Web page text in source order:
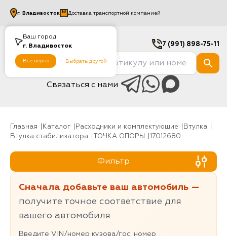
Ваш город
г. Владивосток
Все верно Выбрать другой
г. Владивосток Доставка транспортной компанией
7 (991) 898-75-11
Связаться с нами
Главная Каталог Расходники и комплектующие
Втулка
Втулка стабилизатора
ТОЧКА ОПОРЫ 17012680
Фильтр
Сначала добавьте ваш автомобиль —
получите точное соответствие для
вашего автомобиля
Введите VIN/номер кузова/гос. номер